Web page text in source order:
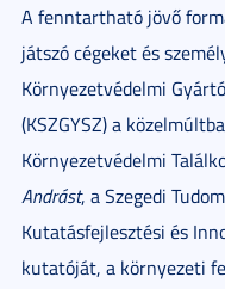
A fenntartható jövő
játszó cégeket és
Környezetvédelmi
(KSZGYSZ) a
Környezetvédelmi
Andrást, a Szegedi
Kutatásfejlesztési és
kutatóját, a környezeti